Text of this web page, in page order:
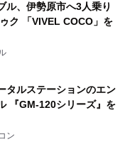
ル、伊勢原市へ3人乗り
ク 「VIVEL COCO」を
タルステーションのエン
『GM-120シリーズ』を
ン